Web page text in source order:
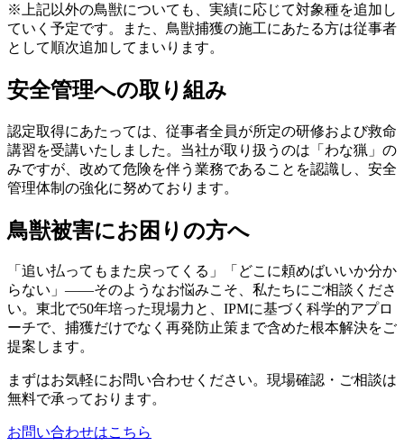
※上記以外の鳥獣についても、実績に応じて対象種を追加し
ていく予定です。また、鳥獣捕獲の施工にあたる方は従事者
として順次追加してまいります。
安全管理への取り組み
認定取得にあたっては、従事者全員が所定の研修および救命
講習を受講いたしました。当社が取り扱うのは「わな猟」の
みですが、改めて危険を伴う業務であることを認識し、安全
管理体制の強化に努めております。
鳥獣被害にお困りの方へ
「追い払ってもまた戻ってくる」「どこに頼めばいいか分か
らない」——そのようなお悩みこそ、私たちにご相談くださ
い。東北で50年培った現場力と、IPMに基づく科学的アプロ
ーチで、捕獲だけでなく再発防止策まで含めた根本解決をご
提案します。
まずはお気軽にお問い合わせください。現場確認・ご相談は
無料で承っております。
お問い合わせはこちら